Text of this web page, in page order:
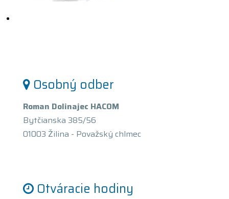
Osobný odber
Roman Dolinajec HACOM
Bytčianska 385/56
01003 Žilina - Považský chlmec
Otváracie hodiny